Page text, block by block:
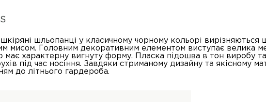
шкіряні шльопанці у класичному чорному кольорі
мисом. Головним декоративним елементом виступає велика
має характерну вигнуту форму. Пласка підошва в тон виробу та
під час носіння. Завдяки стриманому дизайну та якісному
до літнього гардероба.